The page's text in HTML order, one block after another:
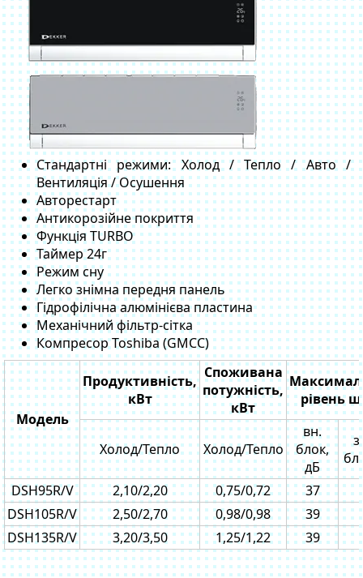
Стандартні режими: Холод / Тепло / Авто /
Вентиляція / Осушення
Авторестарт
Антикорозійне покриття
Функція TURBO
Таймер 24г
Режим сну
Легко знімна передня панель
Гідрофілічна алюмінієва пластина
Механічний фільтр-сітка
Компресор Toshiba (GMCC)
Модель
Продуктивність,
кВт
Споживана
потужність,
кВт
рівень
Холод/Тепло Холод/Тепло
вн.
блок,
дБ
DSH95R/V
2,10/2,20 0,75/0,72 37
DSH105R/V
2,50/2,70 0,98/0,98 39
DSH135R/V
3,20/3,50 1,25/1,22 39